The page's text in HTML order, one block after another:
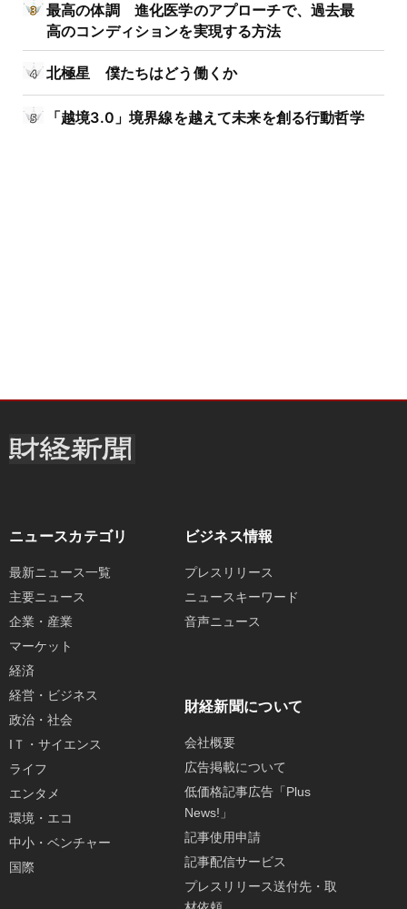
最高の体調 進化医学のアプローチで、過去最
高のコンディションを実現する方法
北極星 僕たちはどう働くか
「越境3.0」境界線を越えて未来を創る行動哲学
ニュースカテゴリ
最新ニュース一覧
主要ニュース
企業・産業
マーケット
経済
経営・ビジネス
政治・社会
IＴ・サイエンス
ライフ
エンタメ
環境・エコ
中小・ベンチャー
国際
ビジネス情報
プレスリリース
ニュースキーワード
音声ニュース
財経新聞について
会社概要
広告掲載について
低価格記事広告「Plus
News!」
記事使用申請
記事配信サービス
プレスリリース送付先・取